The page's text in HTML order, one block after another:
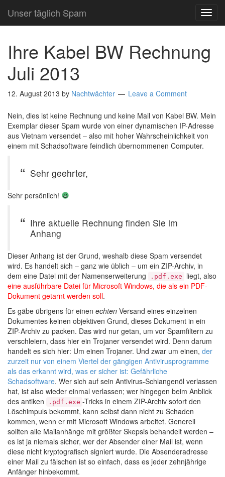
Unser täglich Spam
Ihre Kabel BW Rechnung
Juli 2013
12. August 2013 by Nachtwächter Leave a Comment
Nein, dies ist keine Rechnung und keine Mail von Kabel BW. Mein
Exemplar dieser Spam wurde von einer dynamischen IP-Adresse
aus Vietnam versendet – also mit hoher Wahrscheinlichkeit von
einem mit Schadsoftware feindlich übernommenen Computer.
Sehr geehrter,
Sehr persönlich!
Ihre aktuelle Rechnung finden Sie im
Anhang
Dieser Anhang ist der Grund, weshalb diese Spam versendet
wird. Es handelt sich – ganz wie üblich – um ein ZIP-Archiv, in
dem eine Datei mit der Namenserweiterung
.pdf.exe
liegt, also
eine ausführbare Datei für Microsoft Windows, die als ein PDF-
Dokument getarnt werden soll.
Es gäbe übrigens für einen echten Versand eines einzelnen
Dokumentes keinen objektiven Grund, dieses Dokument in ein
ZIP-Archiv zu packen. Das wird nur getan, um vor Spamfiltern zu
verschleiern, dass hier ein Trojaner versendet wird. Denn darum
handelt es sich hier: Um einen Trojaner. Und zwar um einen, der
zurzeit nur von einem Viertel der gängigen Antivirusprogramme
als das erkannt wird, was er sicher ist: Gefährliche
Schadsoftware. Wer sich auf sein Antivirus-Schlangenöl verlassen
hat, ist also wieder einmal verlassen; wer hingegen beim Anblick
des antiken
.pdf.exe -Tricks in einem ZIP-Archiv sofort den
Löschimpuls bekommt, kann selbst dann nicht zu Schaden
kommen, wenn er mit Microsoft Windows arbeitet. Generell
sollten alle Mailanhänge mit größter Skepsis behandelt werden –
es ist ja niemals sicher, wer der Absender einer Mail ist, wenn
diese nicht kryptografisch signiert wurde. Die Absenderadresse
einer Mail zu fälschen ist so einfach, dass es jeder zehnjährige
Anfänger hinbekommt.